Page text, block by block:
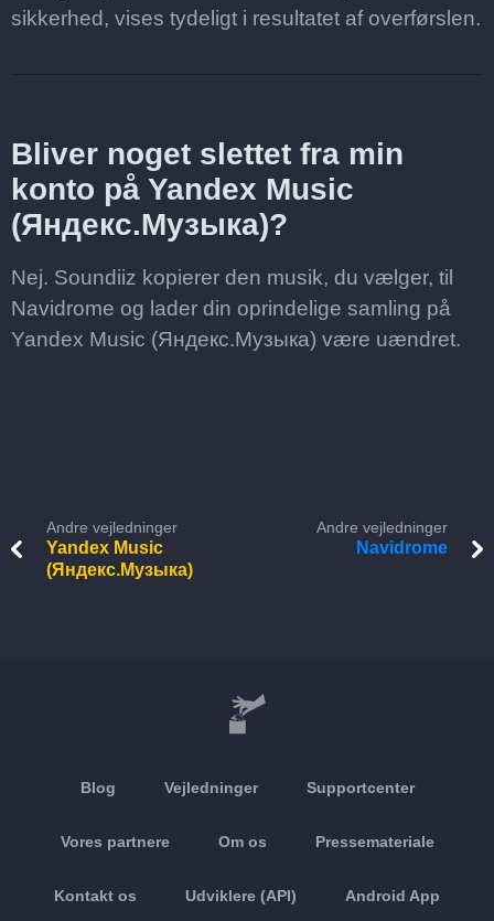
sikkerhed, vises tydeligt i resultatet af overførslen.
Bliver noget slettet fra min
konto på Yandex Music
(Яндекс.Музыка)?
Nej. Soundiiz kopierer den musik, du vælger, til
Navidrome og lader din oprindelige samling på
Yandex Music (Яндекс.Музыка) være uændret.
Andre vejledninger
Yandex Music
(Яндекс.Музыка)
Andre vejledninger
Navidrome
Blog Vejledninger Supportcenter
Vores partnere Om os Pressemateriale
Kontakt os Udviklere (API) Android App